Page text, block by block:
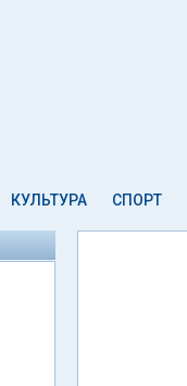
КУЛЬТУРА СПОРТ